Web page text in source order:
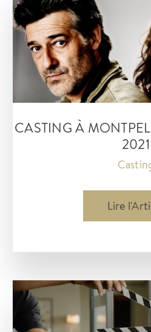
CASTING À
2021
Casting
à
2021
Lire